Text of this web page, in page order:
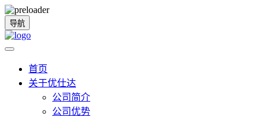
导航
首页
关于优仕达
公司简介
公司优势